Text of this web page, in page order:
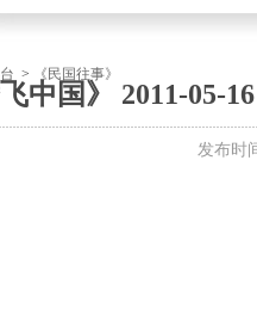
> 《民国往事》
飞中国》 2011-05-
发布时